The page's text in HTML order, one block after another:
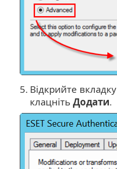
5. Відкрийте вкладку
клацніть Додати.